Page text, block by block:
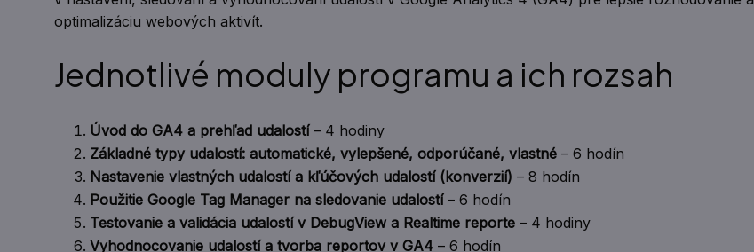
optimalizáciu webových aktivít.
Jednotlivé moduly programu a ich rozsah
Úvod do GA4 a prehľad udalostí– 4 hodiny
Základné typy udalostí: automatické, vylepšené, odporúčané, vlastné – 6 hodín
Nastavenie vlastných udalostí a kľúčových udalostí (konverzií) – 8 hodín
Použitie Google Tag Manager na sledovanie udalostí– 6 hodín
Testovanie a validácia udalostí v DebugView a Realtime reporte – 4 hodiny
Vyhodnocovanie udalostí a tvorba reportov v GA4 – 6 hodín